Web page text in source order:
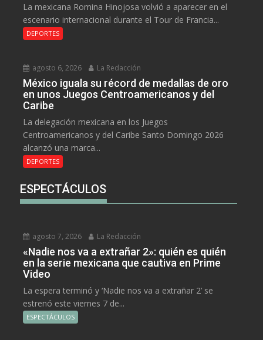
La mexicana Romina Hinojosa volvió a aparecer en el
escenario internacional durante el Tour de Francia...
DEPORTES
agosto 6, 2026 La Redacción
México iguala su récord de medallas de oro
en unos Juegos Centroamericanos y del
Caribe
La delegación mexicana en los Juegos
Centroamericanos y del Caribe Santo Domingo 2026
alcanzó una marca...
DEPORTES
ESPECTÁCULOS
agosto 7, 2026 La Redacción
«Nadie nos va a extrañar 2»: quién es quién
en la serie mexicana que cautiva en Prime
Video
La espera terminó y ‘Nadie nos va a extrañar 2’ se
estrenó este viernes 7 de...
ESPECTÁCULOS